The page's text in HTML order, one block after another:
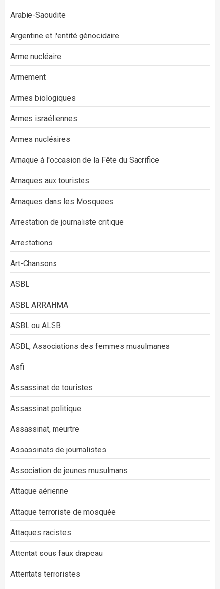
Arabie-Saoudite
Argentine et l'entité génocidaire
Arme nucléaire
Armement
Armes biologiques
Armes israéliennes
Armes nucléaires
Arnaque à l'occasion de la Fête du Sacrifice
Arnaques aux touristes
Arnaques dans les Mosquees
Arrestation de journaliste critique
Arrestations
Art-Chansons
ASBL
ASBL ARRAHMA
ASBL ou ALSB
ASBL, Associations des femmes musulmanes
Asfi
Assassinat de touristes
Assassinat politique
Assassinat, meurtre
Assassinats de journalistes
Association de jeunes musulmans
Attaque aérienne
Attaque terroriste de mosquée
Attaques racistes
Attentat sous faux drapeau
Attentats terroristes